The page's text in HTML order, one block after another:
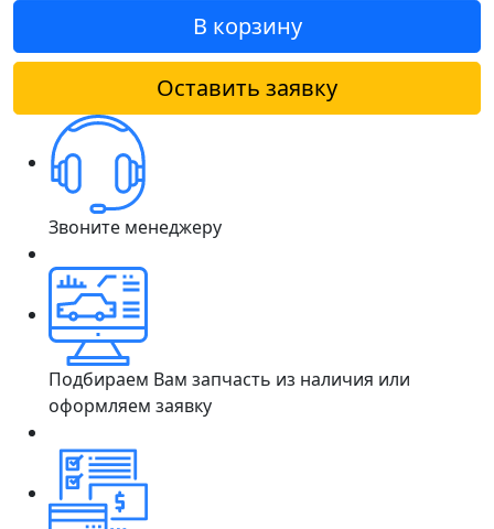
В корзину
Оставить заявку
Звоните менеджеру
Подбираем Вам запчасть из наличия или
оформляем заявку